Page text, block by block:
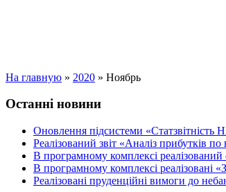
На главную » 2020 » Ноябрь
Останні новини
Оновлення підсистеми «Статзвітність
Реалізований звіт «Аналіз прибутків
В програмному комплексі реалізований
В програмному комплексі реалізовані
Реалізовані пруденційні вимоги до